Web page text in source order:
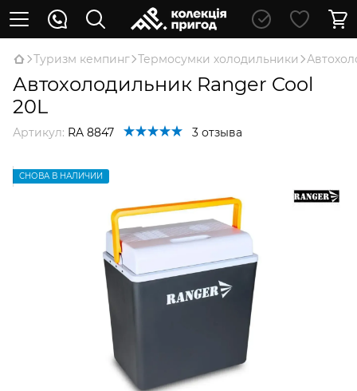
Туризм кемпинг Термосумки холодильники
Автохолодильник Ranger Cool
20L
Артикул: RA 8847 3 отзыва
СНОВА В НАЛИЧИИ